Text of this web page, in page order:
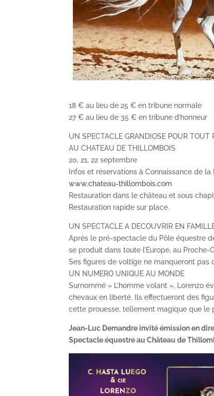
18 € au lieu de 25 € en tribune normale
27 € au lieu de 35 € en tribune d’honneur
UN SPECTACLE GRANDIOSE POUR TOUT
AU CHATEAU DE THILLOMBOIS
20, 21, 22 septembre
Infos et réservations à Connaissance de la
www.chateau-thillombois.com
Restauration dans le château et sous
Restauration rapide sur place.
UN SPECTACLE A DECOUVRIR EN
Après le pré-spectacle du Pôle équestre
se produit dans toute l’Europe, au
Ses figures de voltige ne manqueront pas
UN NUMERO UNIQUE AU MONDE
Surnommé « L’homme volant », Lorenzo
chevaux en liberté. Ils effectueront des
cette prouesse, tellement magique que le
Jean-Luc Demandre invité émission en
Spectacle équestre au Château de